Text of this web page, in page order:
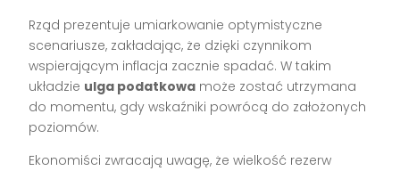
Rząd prezentuje umiarkowanie optymistyczne
scenariusze, zakładając, że dzięki czynnikom
wspierającym inflacja zacznie spadać. W takim
układzie ulga podatkowa może zostać utrzymana
do momentu, gdy wskaźniki powrócą do założonych
poziomów.
Ekonomiści zwracają uwagę, że wielkość rezerw